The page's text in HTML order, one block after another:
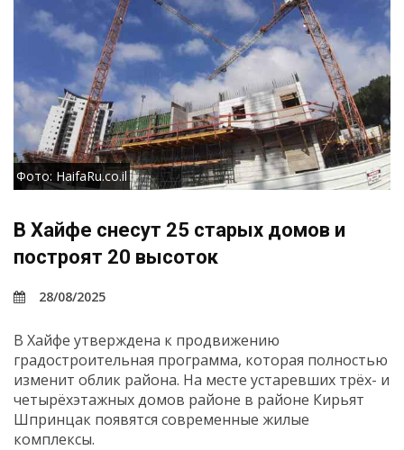
Фото: HaifaRu.co.il
В Хайфе снесут 25 старых домов и
построят 20 высоток
28/08/2025
В Хайфе утверждена к продвижению
градостроительная программа, которая полностью
изменит облик района. На месте устаревших трёх- и
четырёхэтажных домов районе в районе Кирьят
Шпринцак появятся современные жилые
комплексы.